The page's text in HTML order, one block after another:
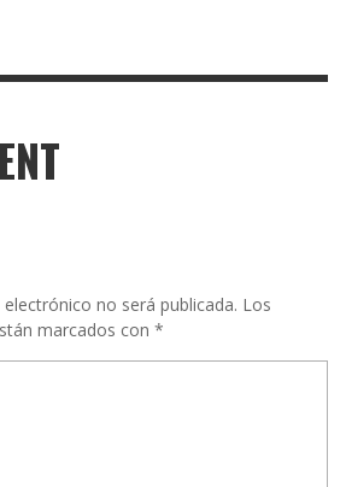
no será publicada. Los
marcados con *